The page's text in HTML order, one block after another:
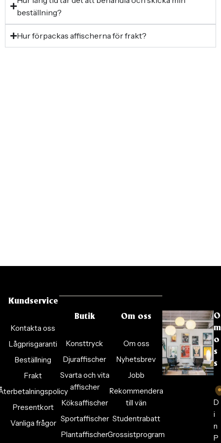
beställning?
Hur förpackas affischerna för frakt?
Kundservice
Kontakta oss
Lågprisgaranti
Beställning
Frakt
Presentkort
Vanliga frågor
Butik
Konsttryck
Djuraffischer
Svarta och vita
affischer
Köksaffischer
Sportaffischer
Plantaffischer
Om oss
Om oss
Nyhetsbrev
Jobb
Rekommendera
till vän
Studentrabatt
Grossistprogram
O
m
o
s
s
D
i
n
P